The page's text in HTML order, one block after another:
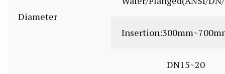
Diameter
DN15~20